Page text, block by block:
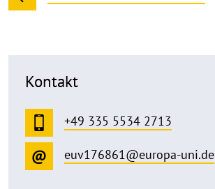
Kontakt
+49 335 5534 2713
euv176861@europa-uni.de